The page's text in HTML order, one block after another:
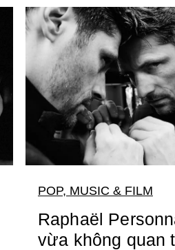
POP, MUSIC & FILM
Raphaël
vừa không quan